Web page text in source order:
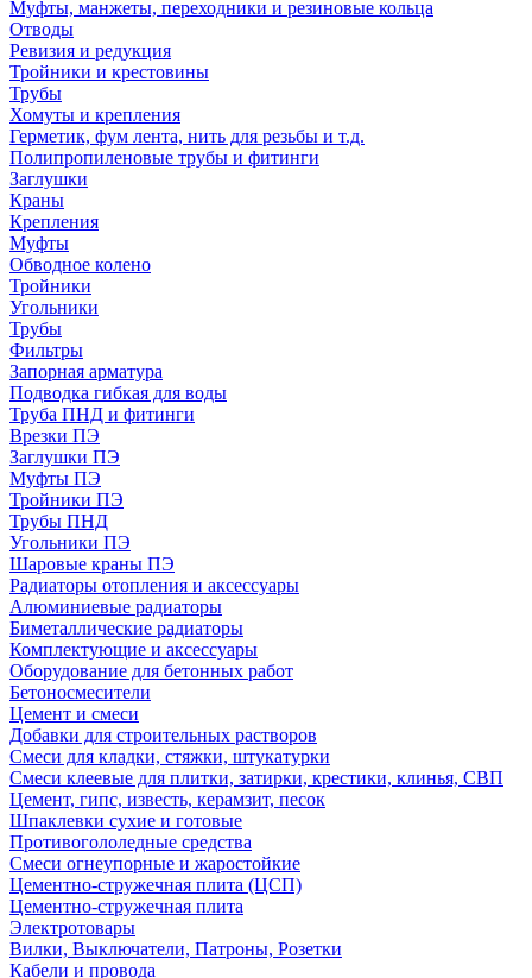
Муфты, манжеты, переходники и резиновые кольца
Отводы
Ревизия и редукция
Тройники и крестовины
Трубы
Хомуты и крепления
Герметик, фум лента, нить для резьбы и т.д.
Полипропиленовые трубы и фитинги
Заглушки
Краны
Крепления
Муфты
Обводное колено
Тройники
Угольники
Трубы
Фильтры
Запорная арматура
Подводка гибкая для воды
Труба ПНД и фитинги
Врезки ПЭ
Заглушки ПЭ
Муфты ПЭ
Тройники ПЭ
Трубы ПНД
Угольники ПЭ
Шаровые краны ПЭ
Радиаторы отопления и аксессуары
Алюминиевые радиаторы
Биметаллические радиаторы
Комплектующие и аксессуары
Оборудование для бетонных работ
Бетоносмесители
Цемент и смеси
Добавки для строительных растворов
Смеси для кладки, стяжки, штукатурки
Смеси клеевые для плитки, затирки, крестики, клинья, СВП
Цемент, гипс, известь, керамзит, песок
Шпаклевки сухие и готовые
Противогололедные средства
Смеси огнеупорные и жаростойкие
Цементно-стружечная плита (ЦСП)
Цементно-стружечная плита
Электротовары
Вилки, Выключатели, Патроны, Розетки
Кабели и провода